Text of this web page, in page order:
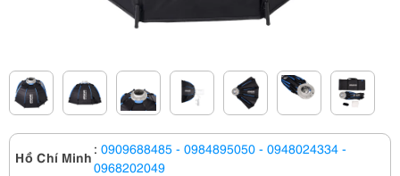
Hồ Chí Minh : 0909688485 - 0984895050 - 0948024334 -
0968202049